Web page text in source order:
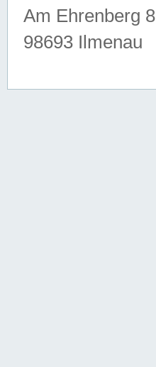
Am Ehrenberg 8
98693 Ilmenau